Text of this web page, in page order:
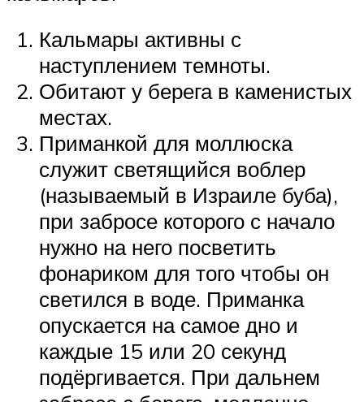
Кальмары активны с
наступлением темноты.
Обитают у берега в каменистых
местах.
Приманкой для моллюска
служит светящийся воблер
(называемый в Израиле буба),
при забросе которого с начало
нужно на него посветить
фонариком для того чтобы он
светился в воде. Приманка
опускается на самое дно и
каждые 15 или 20 секунд
подёргивается. При дальнем